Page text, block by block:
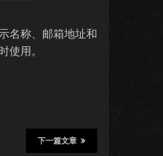
名称、邮箱地址和
使用。
下一篇文章